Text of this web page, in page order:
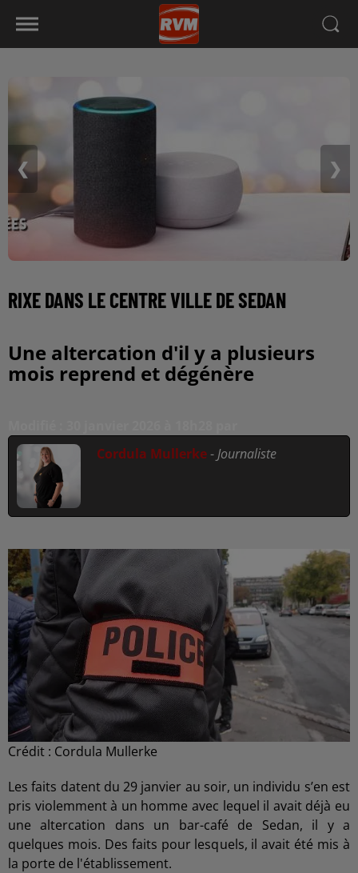
❮ ❯
RIXE DANS LE CENTRE VILLE DE SEDAN
Une altercation d'il y a plusieurs
mois reprend et dégénère
Cordula Mullerke-Journaliste
Crédit : Cordula Mullerke
Les faits datent du 29 janvier au soir, un individu s’en est
pris violemment à un homme avec lequel il avait déjà eu
une altercation dans un bar-café de Sedan, il y a
quelques mois. Des faits pour lesquels, il avait été mis à
la porte de l'établissement.